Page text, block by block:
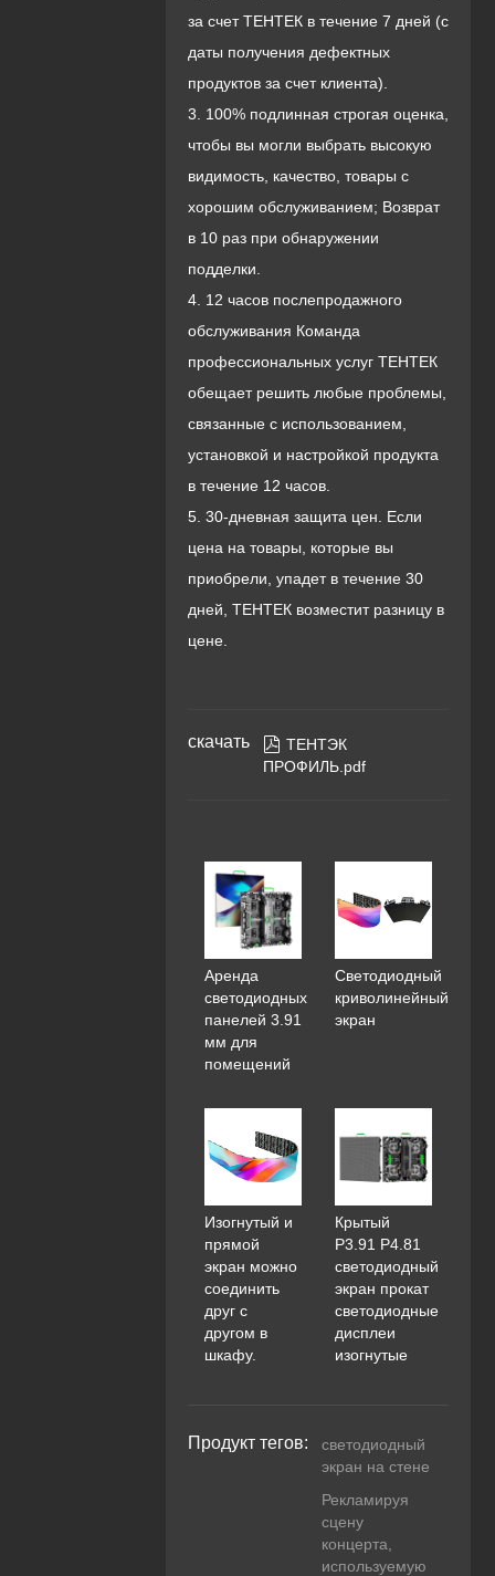
за счет ТЕНТЕК в течение 7 дней (с
даты получения дефектных
продуктов за счет клиента).
3. 100% подлинная строгая оценка,
чтобы вы могли выбрать высокую
видимость, качество, товары с
хорошим обслуживанием; Возврат
в 10 раз при обнаружении
подделки.
4. 12 часов послепродажного
обслуживания Команда
профессиональных услуг ТЕНТЕК
обещает решить любые проблемы,
связанные с использованием,
установкой и настройкой продукта
в течение 12 часов.
5. 30-дневная защита цен. Если
цена на товары, которые вы
приобрели, упадет в течение 30
дней, ТЕНТЕК возместит разницу в
цене.
скачать  ТЕНТЭК
ПРОФИЛЬ.pdf
Аренда
светодиодных
панелей 3.91
мм для
помещений
Светодиодный
криволинейный
экран
Изогнутый и
прямой
экран можно
соединить
друг с
другом в
шкафу.
Крытый
P3.91 P4.81
светодиодный
экран прокат
светодиодные
дисплеи
изогнутые
Продукт тегов:
светодиодный
экран на стене
Рекламируя
сцену
концерта,
используемую